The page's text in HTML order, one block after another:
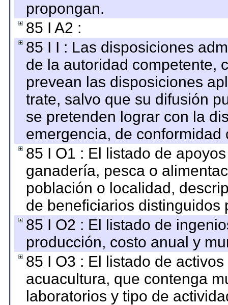
propongan.
85 I A2 :
85 I I : Las disposiciones
de la autoridad competente,
prevean las disposiciones
trate, salvo que su difusión
se pretenden lograr con la
emergencia, de
85 I O1 : El listado de
ganadería, pesca o
población o localidad,
de beneficiarios distinguidos
85 I O2 : El listado de
producción, costo anual y
85 I O3 : El listado de
acuacultura, que contenga
laboratorios y tipo de